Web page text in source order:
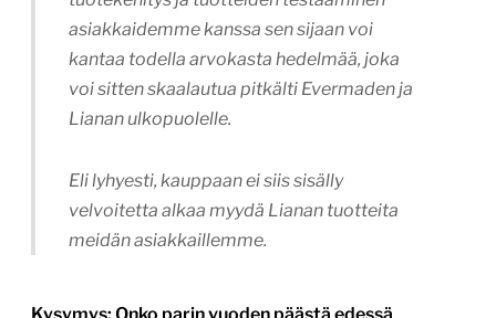
asiakkaidemme kanssa sen sijaan voi
kantaa todella arvokasta hedelmää, joka
voi sitten skaalautua pitkälti Evermaden ja
Lianan ulkopuolelle.
Eli lyhyesti, kauppaan ei siis sisälly
velvoitetta alkaa myydä Lianan tuotteita
meidän asiakkaillemme.
Kysymys: Onko parin vuoden päästä edessä